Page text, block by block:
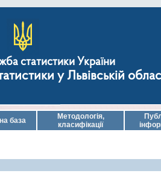
статистики України
у Львівській
база
Методологія,
класифікації